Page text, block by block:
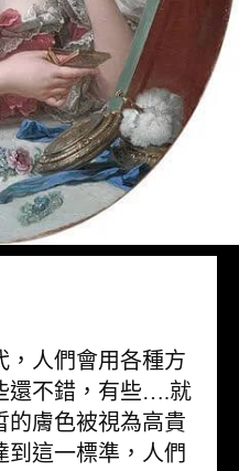
，人們會用各種方
還不錯，有些….就
的膚色被視為高貴
到這一標準，人們